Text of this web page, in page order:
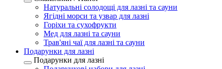
Натуральні солодощі для лазні та сауни
Ягідні морси та узвар для лазні
Горіхи та сухофрукти
Мед для лазні та сауни
Трав'яні чаї для лазні та сауни
Подарунки для лазні
Подарунки для лазні